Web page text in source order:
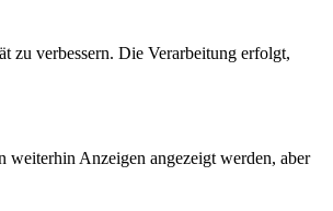
zu verbessern. Die Verarbeitung erfolgt,
weiterhin Anzeigen angezeigt werden, aber